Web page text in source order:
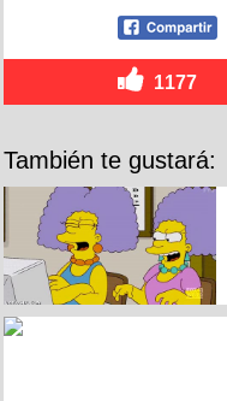
1177
También te gustará: